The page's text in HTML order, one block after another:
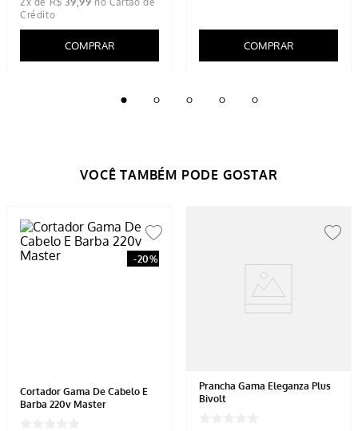
COMPRAR COMPRAR
-20%
Cortador Gama De Cabelo E
Barba 220v Master
Prancha Gama Eleganza Plus
Bivolt